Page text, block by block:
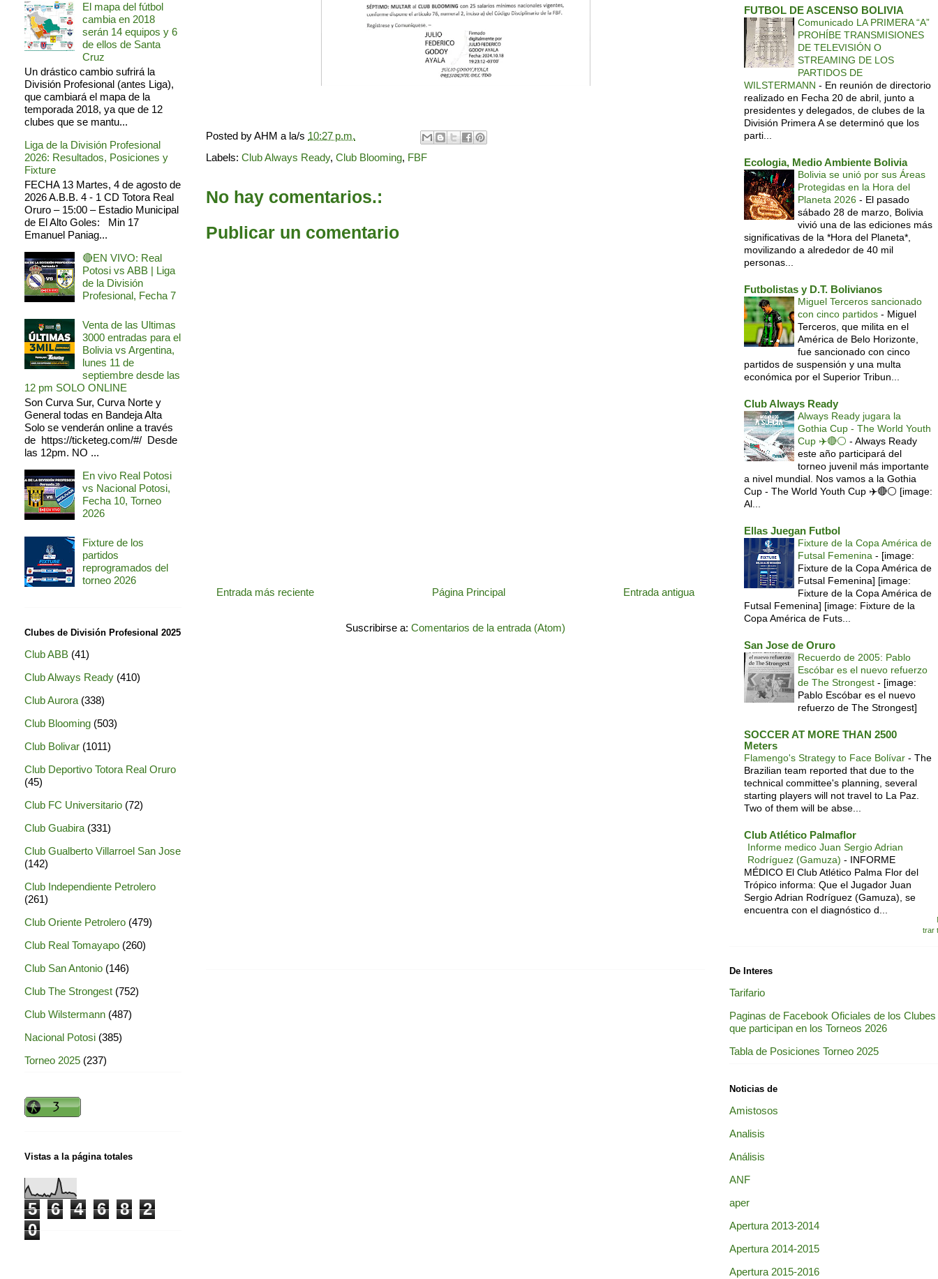
Posted byAHM a la/s 10:27 p.m.
Labels: Club Always Ready, Club Blooming, FBF
No hay comentarios.:
Publicar un comentario
Entrada más reciente Entrada antigua
Página Principal
Suscribirse a: Comentarios de la entrada (Atom)
El mapa del fútbol
cambia en 2018
serán 14 equipos y 6
de ellos de Santa
Cruz
Un drástico cambio sufrirá la
División Profesional (antes Liga),
que cambiará el mapa de la
temporada 2018, ya que de 12
clubes que se mantu...
Liga de la División Profesional
2026: Resultados, Posiciones y
Fixture
FECHA 13 Martes, 4 de agosto de
2026 A.B.B. 4 - 1 CD Totora Real
Oruro – 15:00 – Estadio Municipal
de El Alto Goles: Min 17
Emanuel Paniag...
🔴EN VIVO: Real
Potosi vs ABB | Liga
de la División
Profesional, Fecha 7
Venta de las Ultimas
3000 entradas para el
Bolivia vs Argentina,
lunes 11 de
septiembre desde las
12 pm SOLO ONLINE
Son Curva Sur, Curva Norte y
General todas en Bandeja Alta
Solo se venderán online a través
de https://ticketeg.com/#/ Desde
las 12pm. NO ...
En vivo Real Potosi
vs Nacional Potosi,
Fecha 10, Torneo
2026
Fixture de los
partidos
reprogramados del
torneo 2026
Clubes de División Profesional 2025
Club ABB (41)
Club Always Ready (410)
Club Aurora (338)
Club Blooming (503)
Club Bolivar (1011)
Club Deportivo Totora Real Oruro
(45)
Club FC Universitario (72)
Club Guabira (331)
Club Gualberto Villarroel San Jose
(142)
Club Independiente Petrolero
(261)
Club Oriente Petrolero (479)
Club Real Tomayapo (260)
Club San Antonio (146)
Club The Strongest (752)
Club Wilstermann (487)
Nacional Potosi (385)
Torneo 2025 (237)
Vistas a la página totales
5 6 4 6 8
2
0
FUTBOL DE ASCENSO BOLIVIA
Comunicado LA PRIMERA “A”
PROHÍBE TRANSMISIONES
DE TELEVISIÓN O
STREAMING DE LOS
PARTIDOS DE
WILSTERMANN - En reunión de directorio
realizado en Fecha 20 de abril, junto a
presidentes y delegados, de clubes de la
División Primera A se determinó que los
parti...
Ecologia, Medio Ambiente Bolivia
Bolivia se unió por sus Áreas
Protegidas en la Hora del
Planeta 2026 - El pasado
sábado 28 de marzo, Bolivia
vivió una de las ediciones más
significativas de la *Hora del Planeta*,
movilizando a alrededor de 40 mil
personas...
Futbolistas y D.T. Bolivianos
Miguel Terceros sancionado
con cinco partidos - Miguel
Terceros, que milita en el
América de Belo Horizonte,
fue sancionado con cinco
partidos de suspensión y una multa
económica por el Superior Tribun...
Club Always Ready
Always Ready jugara la
Gothia Cup - The World Youth
Cup ✈️🔴⚪️ - Always Ready
este año participará del
torneo juvenil más importante
a nivel mundial. Nos vamos a la Gothia
Cup - The World Youth Cup ✈️🔴⚪️ [image:
Al...
Ellas Juegan Futbol
Fixture de la Copa América de
Futsal Femenina - [image:
Fixture de la Copa América de
Futsal Femenina] [image:
Fixture de la Copa América de
Futsal Femenina] [image: Fixture de la
Copa América de Futs...
San Jose de Oruro
Recuerdo de 2005: Pablo
Escóbar es el nuevo refuerzo
de The Strongest - [image:
Pablo Escóbar es el nuevo
refuerzo de The Strongest]
SOCCER AT MORE THAN 2500
Meters
Flamengo's Strategy to Face Bolívar - The
Brazilian team reported that due to the
technical committee's planning, several
starting players will not travel to La Paz.
Two of them will be abse...
Club Atlético Palmaflor
Informe medico Juan Sergio Adrian
Rodríguez (Gamuza) - INFORME
MÉDICO El Club Atlético Palma Flor del
Trópico informa: Que el Jugador Juan
Sergio Adrian Rodríguez (Gamuza), se
encuentra con el diagnóstico d...
trar
De Interes
Tarifario
Paginas de Facebook Oficiales de los Clubes
que participan en los Torneos 2026
Tabla de Posiciones Torneo 2025
Noticias de
Amistosos
Analisis
Análisis
ANF
aper
Apertura 2013-2014
Apertura 2014-2015
Apertura 2015-2016